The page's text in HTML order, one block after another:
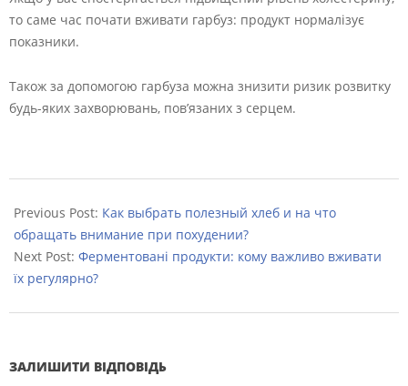
то саме час почати вживати гарбуз: продукт нормалізує
показники.
Також за допомогою гарбуза можна знизити ризик розвитку
будь-яких захворювань, пов’язаних з серцем.
09-
04
Previous Post: Как выбрать полезный хлеб и на что
обращать внимание при похудении?
Next Post: Ферментовані продукти: кому важливо вживати
їх регулярно?
ЗАЛИШИТИ ВІДПОВІДЬ